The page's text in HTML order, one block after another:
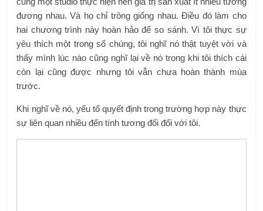
đương nhau. Và họ chỉ trông giống nhau. Điều đó làm cho
hai chương trình này hoàn hảo để so sánh. Vì tôi thực sự
yêu thích một trong số chúng, tôi nghĩ nó thật tuyệt vời và
thấy mình lúc nào cũng nghĩ lại về nó trong khi tôi thích cái
còn lại cũng được nhưng tôi vẫn chưa hoàn thành mùa
trước.
Khi nghĩ về nó, yếu tố quyết định trong trường hợp này thực
sự liên quan nhiều đến tính tương đối đối với tôi.